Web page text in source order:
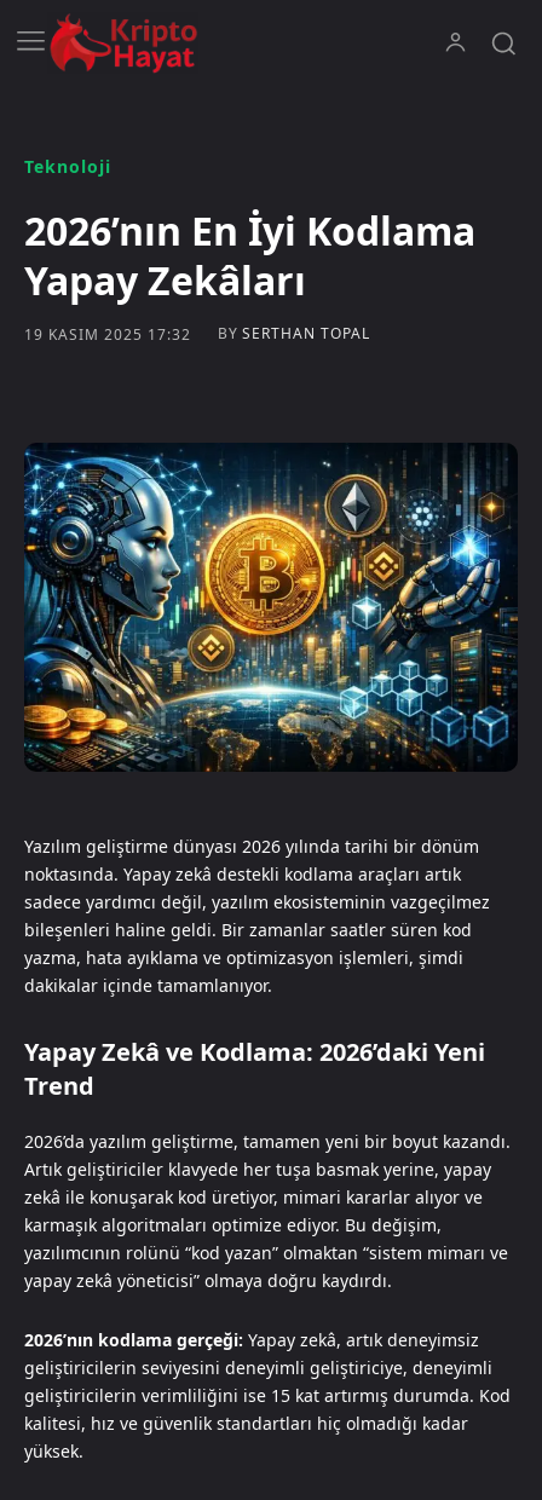
Teknoloji
2026’nın En İyi Kodlama
Yapay Zekâları
19 KASIM 2025 17:32 BY SERTHAN TOPAL
Yazılım geliştirme dünyası 2026 yılında tarihi bir dönüm
noktasında. Yapay zekâ destekli kodlama araçları artık
sadece yardımcı değil, yazılım ekosisteminin vazgeçilmez
bileşenleri haline geldi. Bir zamanlar saatler süren kod
yazma, hata ayıklama ve optimizasyon işlemleri, şimdi
dakikalar içinde tamamlanıyor.
Yapay Zekâ ve Kodlama: 2026’daki Yeni
Trend
2026’da yazılım geliştirme, tamamen yeni bir boyut kazandı.
Artık geliştiriciler klavyede her tuşa basmak yerine, yapay
zekâ ile konuşarak kod üretiyor, mimari kararlar alıyor ve
karmaşık algoritmaları optimize ediyor. Bu değişim,
yazılımcının rolünü “kod yazan” olmaktan “sistem mimarı ve
yapay zekâ yöneticisi” olmaya doğru kaydırdı.
2026’nın kodlama gerçeği: Yapay zekâ, artık deneyimsiz
geliştiricilerin seviyesini deneyimli geliştiriciye, deneyimli
geliştiricilerin verimliliğini ise 15 kat artırmış durumda. Kod
kalitesi, hız ve güvenlik standartları hiç olmadığı kadar
yüksek.